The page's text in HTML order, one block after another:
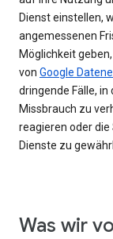
Dienst einstellen,
angemessenen
Möglichkeit
von Google
dringende Fälle,
Missbrauch zu
reagieren oder
Dienste zu
Was wir